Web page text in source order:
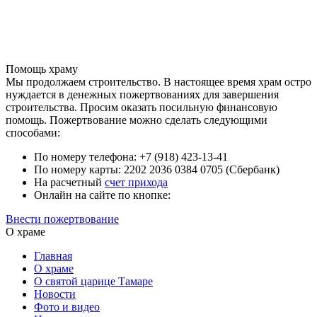
Помощь храму
Мы продолжаем строительство. В настоящее время храм остро
нуждается в денежных пожертвованиях для завершения
строительства. Просим оказать посильную финансовую
помощь. Пожертвование можно сделать следующими
способами:
По номеру телефона: +7 (918) 423-13-41
По номеру карты: 2202 2036 0384 0705 (Сбербанк)
На расчетный счет прихода
Онлайн на сайте по кнопке:
Внести пожертвование
О храме
Главная
О храме
О святой царице Тамаре
Новости
Фото и видео